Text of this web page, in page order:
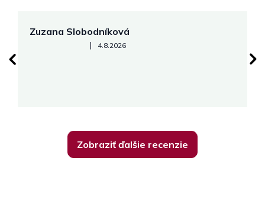
Zuzana Slobodníková
Hodnotenie obchodu je 5 z 5 hviezdičiek.
| 4.8.2026
Zobraziť ďalšie recenzie